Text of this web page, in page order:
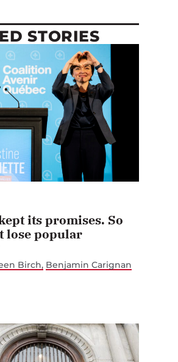
STORIES
its promises. So
lose popular
Birch Benjamin Carignan